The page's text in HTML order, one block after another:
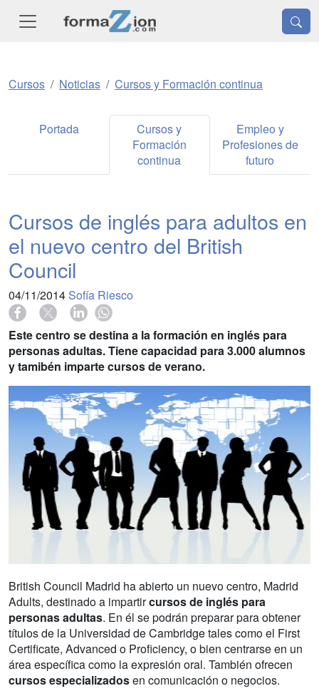
Cursos Noticias Cursos y Formación continua
Portada
Cursos y
Formación
continua
Empleo y
Profesiones de
futuro
Cursos de inglés para adultos en
el nuevo centro del British
Council
04/11/2014 Sofía Riesco
Este centro se destina a la formación en inglés para
personas adultas. Tiene capacidad para 3.000 alumnos
y tamibén imparte cursos de verano.
British Council Madrid ha abierto un nuevo centro, Madrid
Adults, destinado a impartircursos de inglés para
personas adultas. En él se podrán preparar para obtener
títulos de la Universidad de Cambridge tales como el First
Certificate, Advanced o Proficiency, o bien centrarse en un
área específica como la expresión oral. También ofrecen
cursos especializadosen comunicación o negocios.